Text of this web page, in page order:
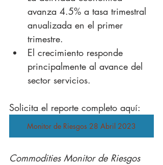
avanza 4.5% a tasa trimestral
anualizada en el primer
trimestre.
El crecimiento responde
principalmente al avance del
sector servicios.
Solicita el reporte completo aquí:
Monitor de Riesgos 28 Abril 2023
Commodities Monitor de Riesgos